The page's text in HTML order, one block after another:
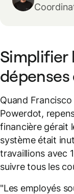
Simplifier
Quand
Powerdot,
financière gérait
système était
travaillions avec
suivre tous les
"Les employés